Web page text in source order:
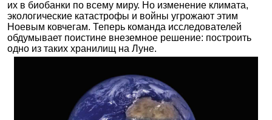
их в биобанки по всему миру. Но изменение климата,
экологические катастрофы и войны угрожают этим
Ноевым ковчегам. Теперь команда исследователей
обдумывает поистине внеземное решение: построить
одно из таких хранилищ на Луне.